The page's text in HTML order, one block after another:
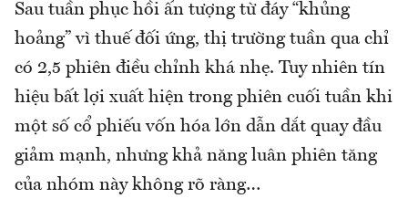
Sau tuần phục hồi ấn tượng từ đáy “khủng
hoảng” vì thuế đối ứng, thị trường tuần qua chỉ
có 2,5 phiên điều chỉnh khá nhẹ. Tuy nhiên tín
hiệu bất lợi xuất hiện trong phiên cuối tuần khi
một số cổ phiếu vốn hóa lớn dẫn dắt quay đầu
giảm mạnh, nhưng khả năng luân phiên tăng
của nhóm này không rõ ràng…